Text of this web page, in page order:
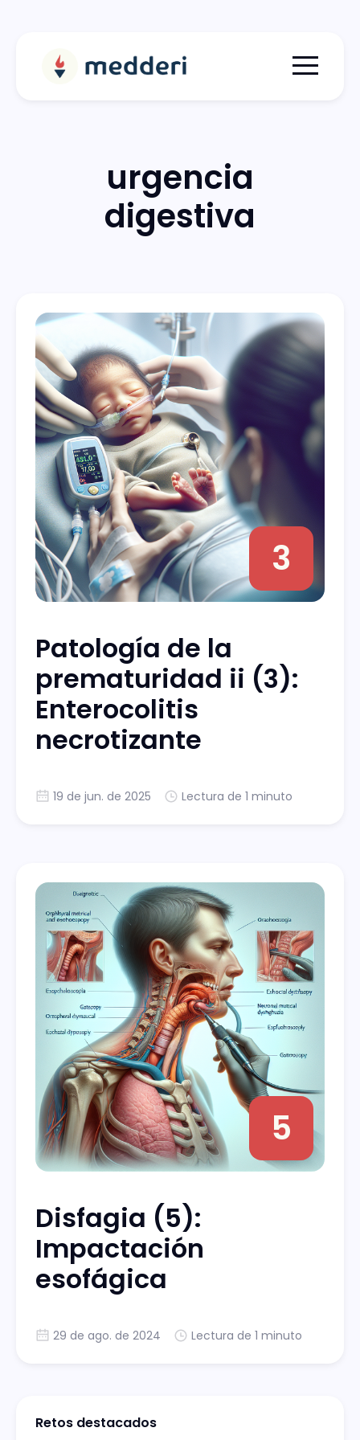
Menu
urgencia
digestiva
3
Patología de la
prematuridad ii (3):
Enterocolitis
necrotizante
19 de jun. de 2025 Lectura de 1 minuto
5
Disfagia (5):
Impactación
esofágica
29 de ago. de 2024 Lectura de 1 minuto
Retos destacados